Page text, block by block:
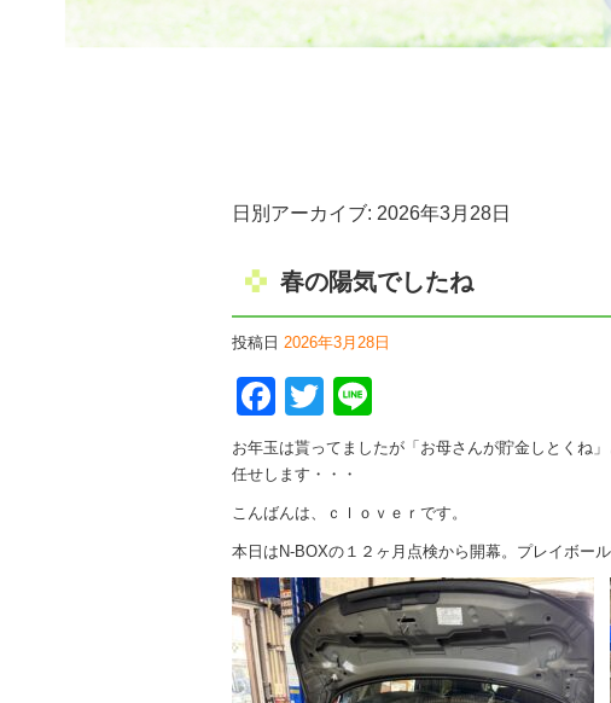
日別アーカイブ: 2026年3月28日
春の陽気でしたね
投稿日 2026年3月28日
Facebook
Twitter
お年玉は貰ってましたが「お母さんが貯金しとくね
任せします・・・
こんばんは、ｃｌｏｖｅｒです。
本日はN-BOXの１２ヶ月点検から開幕。プレイボール